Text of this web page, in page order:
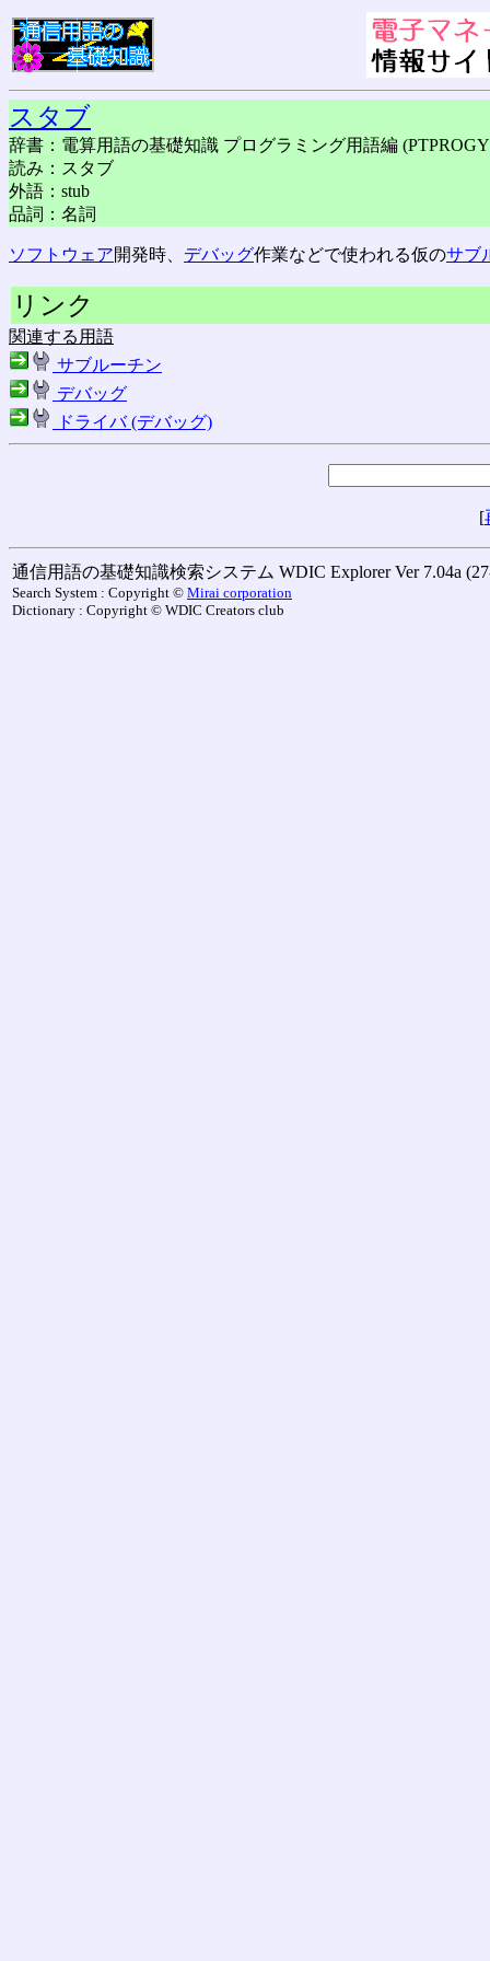
スタブ
辞書：電算用語の基礎知識 プログラミング用語編
読み：スタブ
外語：stub
品詞：名詞
ソフトウェア開発時、 デバッグ作業などで使われる仮のサブ
リンク
関連する用語
サブルーチン
デバッグ
ドライバ (デバッグ)
[
通信用語の基礎知識検索システム WDIC Explorer Ver 7.04a
Search System : Copyright © Mirai corporation
Dictionary : Copyright © WDIC Creators club